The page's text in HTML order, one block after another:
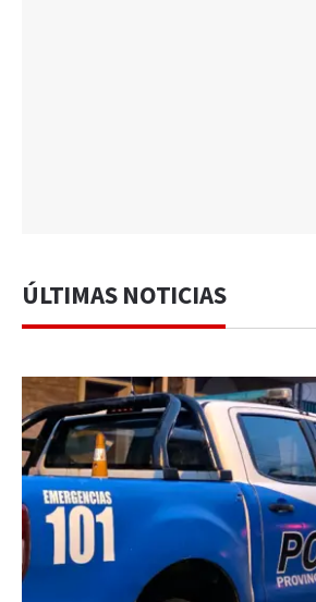
ÚLTIMAS NOTICIAS